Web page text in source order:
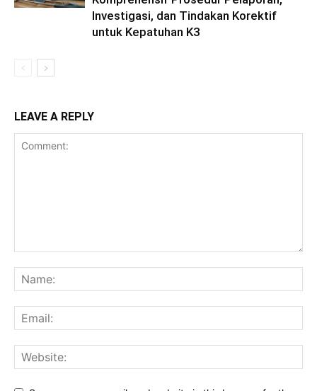
Investigasi, dan Tindakan Korektif
untuk Kepatuhan K3
LEAVE A REPLY